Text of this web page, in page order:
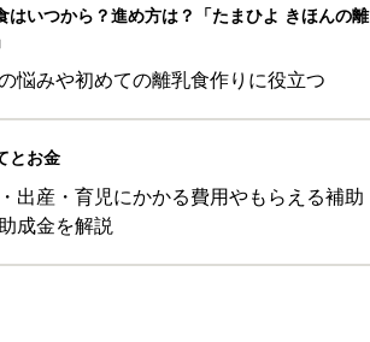
はいつから？進め方は？「たまひよ きほんの離
悩みや初めての離乳食作りに役立つ
とお金
出産・育児にかかる費用やもらえる補助
成金を解説